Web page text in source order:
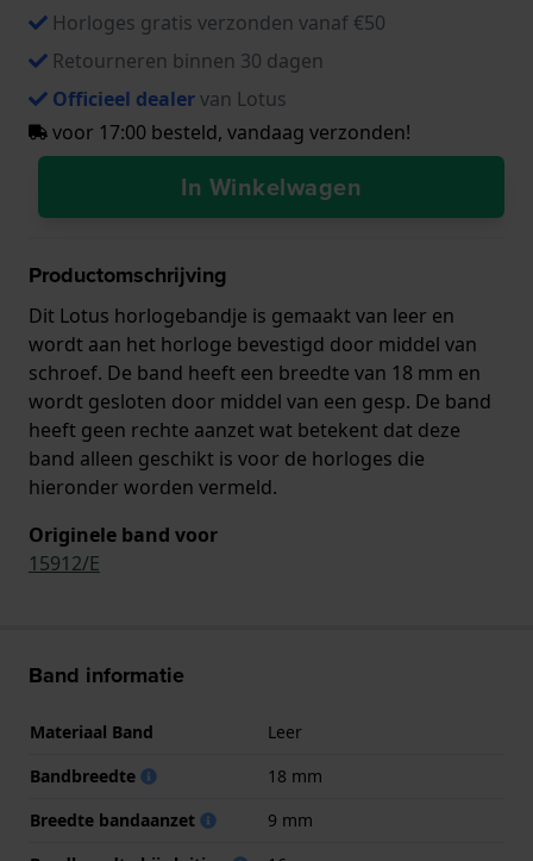
Horloges gratis verzonden vanaf €50
Retourneren binnen 30 dagen
Officieel dealervan Lotus
voor 17:00 besteld, vandaag verzonden!
In Winkelwagen
Productomschrijving
Dit Lotus horlogebandje is gemaakt van leer en
wordt aan het horloge bevestigd door middel van
schroef. De band heeft een breedte van 18 mm en
wordt gesloten door middel van een gesp. De band
heeft geen rechte aanzet wat betekent dat deze
band alleen geschikt is voor de horloges die
hieronder worden vermeld.
Originele band voor
15912/E
Band informatie
Materiaal Band
Leer
Bandbreedte
18 mm
Breedte bandaanzet
9 mm